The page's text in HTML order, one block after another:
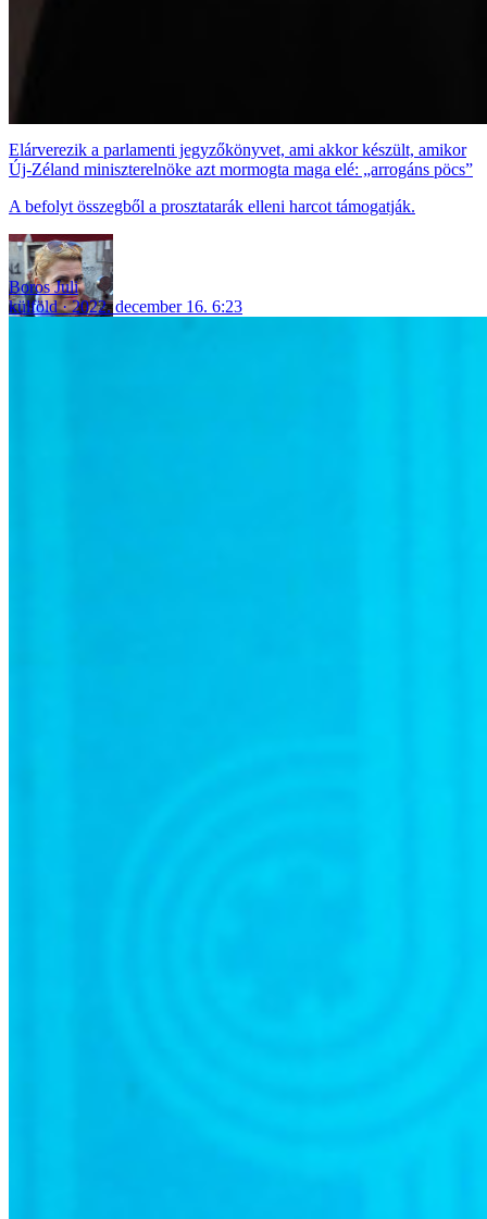
Elárverezik a parlamenti jegyzőkönyvet, ami akkor készült, amikor
Új-Zéland miniszterelnöke azt mormogta maga elé: „arrogáns pöcs”
A befolyt összegből a prosztatarák elleni harcot támogatják.
Boros Juli
külföld
2022. december 16. 6:23